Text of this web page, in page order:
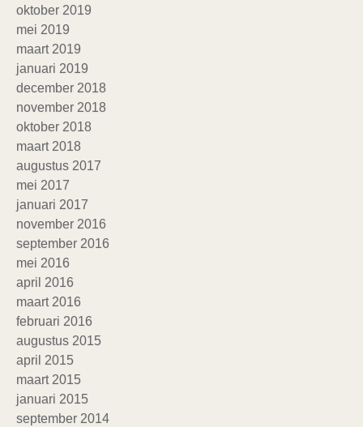
oktober 2019
mei 2019
maart 2019
januari 2019
december 2018
november 2018
oktober 2018
maart 2018
augustus 2017
mei 2017
januari 2017
november 2016
september 2016
mei 2016
april 2016
maart 2016
februari 2016
augustus 2015
april 2015
maart 2015
januari 2015
september 2014